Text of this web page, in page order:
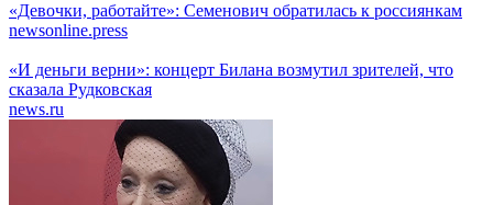
«Девочки, работайте»: Семенович обратилась к россиянкам
newsonline.press
«И деньги верни»: концерт Билана возмутил зрителей, что
сказала Рудковская
news.ru